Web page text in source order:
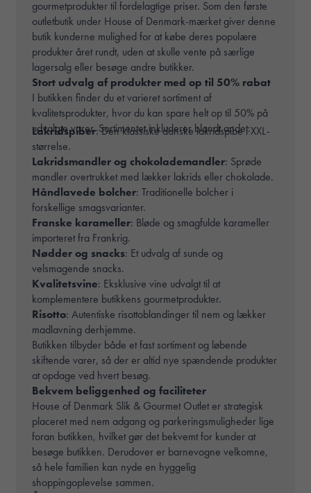
gourmetprodukter til fordelagtige priser. Som den første
outletbutik under House of Denmark-mærket giver denne
butik kunderne mulighed for at købe deres populære
produkter året rundt, uden at skulle vente på særlige
lagersalg eller besøge andre butikker.
Stort udvalg af produkter med op til 50% rabat
I butikken finder du et varieret sortiment af
kvalitetsprodukter, hvor du kan spare helt op til 50% på
udvalgte varer. Sortimentet inkluderer blandt andet:
Lakridspiber: Den klassiske danske lakridspibe i XXL-
størrelse.
Lakridsmandler og chokolademandler: Sprøde
mandler overtrukket med lækker lakrids eller chokolade.
Håndlavede bolcher: Traditionelle bolcher i
forskellige smagsvarianter.
Franske karameller: Bløde og smagfulde karameller
importeret fra Frankrig.
Nødder og snacks: Et udvalg af sunde og
velsmagende snacks.
Kvalitetsvine: Eksklusive vine udvalgt til at
komplementere butikkens gourmetprodukter.
Risotto: Autentiske risottoblandinger til nem og lækker
madlavning derhjemme.
Butikken tilbyder både et fast sortiment og løbende
skiftende varer, så der er altid nye spændende produkter
at opdage ved hvert besøg.
Bekvem beliggenhed og faciliteter
House of Denmark Slik & Gourmet Outlet er strategisk
placeret med nem adgang og parkeringsmuligheder lige
foran butikken, hvilket gør det bekvemt for kunder at
besøge butikken. Derudover er barnevogne velkomne,
så hele familien kan nyde en hyggelig
shoppingoplevelse sammen.